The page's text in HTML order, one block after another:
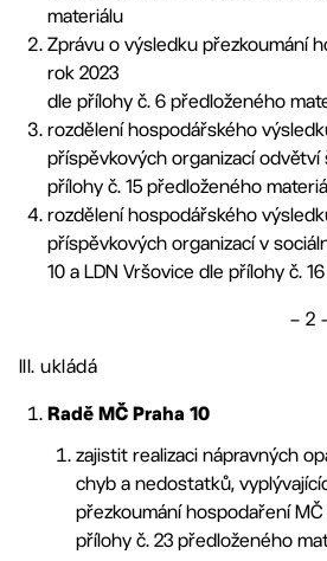
materiálu
Zprávu o výsledku přezkoumání
rok 2023
dle přílohy č. 6 předloženého
rozdělení hospodářského
příspěvkových organizací
přílohy č. 15 předloženého
rozdělení hospodářského
příspěvkových organizací v
10 a LDN Vršovice dle přílohy č.
– 2
III. ukládá
Radě MČ Praha 10
zajistit realizaci nápravných
chyb a nedostatků,
přezkoumání hospodaření MČ
přílohy č. 23 předloženého